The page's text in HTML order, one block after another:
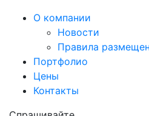
О компании
Новости
Правила
Портфолио
Цены
Контакты